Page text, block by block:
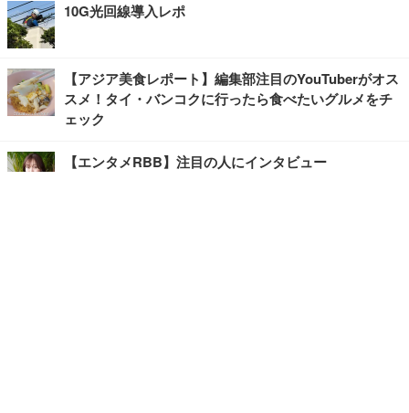
10G光回線導入レポ
【アジア美食レポート】編集部注目のYouTuberがオス
スメ！タイ・バンコクに行ったら食べたいグルメをチ
ェック
【エンタメRBB】注目の人にインタビュー